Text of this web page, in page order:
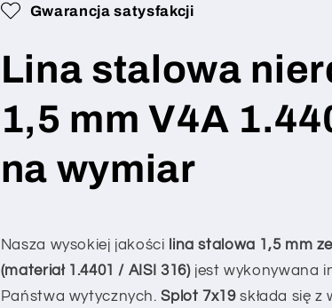
(bardzo
V4A
1.4401
wymiar
–
(bardzo
V4A
1.4401
wymiar
–
konfigurowalna
Gwarancja satysfakcji
Lina stalowa
1,5 mm V4A
na wymiar
Nasza wysokiej jakości lina stalowa 1,5 mm
(materiał 1.4401 / AISI 316)jest wykonywana
Państwa wytycznych.Splot 7x19składa się z